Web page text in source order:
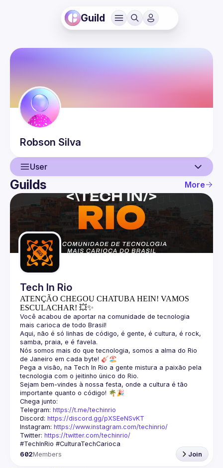
Guild
Robson Silva
User
User
Events
Guilds
Guilds More
Tech In Rio
ATENÇÃO CHEGOU CHATUBA HEIN! VAMOS
ESCULACHAR! 💥✨
Você acabou de aportar na comunidade de tecnologia
Aqui, não é só linhas de código, é gente, é cultura, é rock,
Nós somos mais do que tecnologia, somos a alma do Rio
Pega a visão, na Tech In Rio a gente mistura a paixão pela
Sejam bem-vindes à nossa festa, onde a cultura é tão
Telegram: https://t.me/techinrio
Discord: https://discord.gg/pXSEeNSvKT
Instagram: https://www.instagram.com/techinrio/
Twitter: https://twitter.com/techinrio/
602Members Join